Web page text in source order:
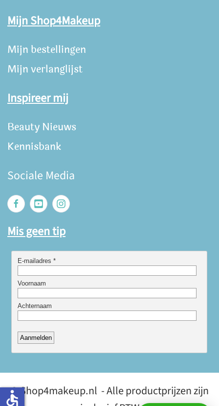
Mijn Shop4Makeup
Mijn bestellingen
Mijn verlanglijst
Inspireer mij
Beauty Nieuws
Kennisbank
Sociale Media
Mis geen tip
© Shop4makeup.nl - Alle productprijzen zijn
accessible